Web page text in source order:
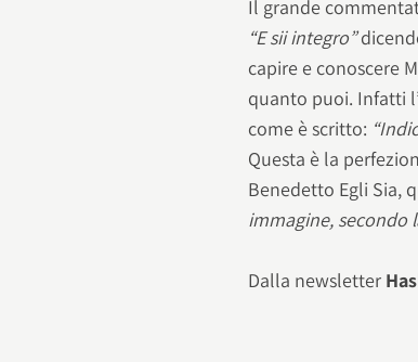
Il grande
“E sii integro”
capire e conoscere
quanto puoi. Infatti
come è scritto:
Questa è la
Benedetto Egli Sia,
immagine, secondo
Dalla newsletter